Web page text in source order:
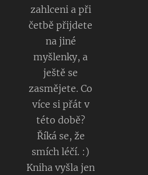
zahlceni a při
četbě přijdete
na jiné
myšlenky, a
ještě se
zasmějete. Co
více si přát v
této době?
Říká se, že
smích léčí. :)
Kniha vyšla jen